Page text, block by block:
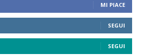
MI PIACE
SEGUI
SEGUI